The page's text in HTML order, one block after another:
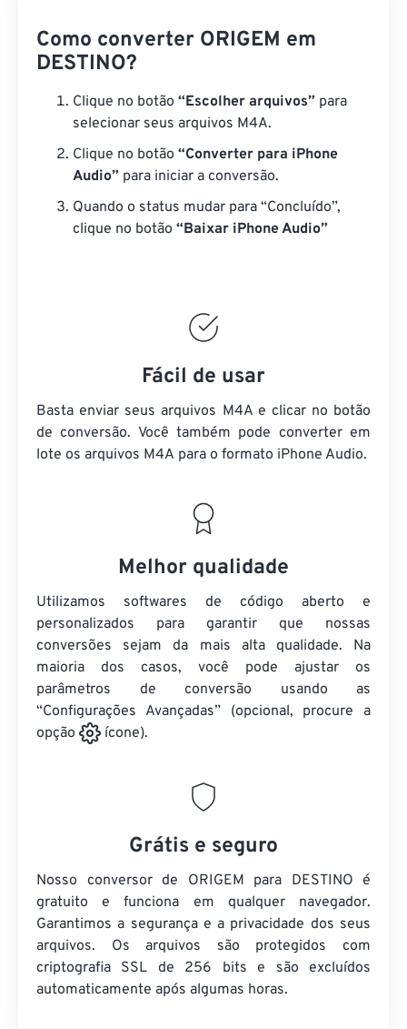
Como converter ORIGEM em
DESTINO?
Clique no botão “Escolher arquivos” para
selecionar seus arquivos M4A.
Clique no botão “Converter para iPhone
Audio” para iniciar a conversão.
Quando o status mudar para “Concluído”,
clique no botão “Baixar iPhone Audio”
Fácil de usar
Basta enviar seus arquivos M4A e clicar no botão
de conversão. Você também pode converter em
lote os arquivos M4A para o formato iPhone Audio.
Melhor qualidade
Utilizamos softwares de código aberto e
personalizados para garantir que nossas
conversões sejam da mais alta qualidade. Na
maioria dos casos, você pode ajustar os
parâmetros de conversão usando as
“Configurações Avançadas” (opcional, procure a
opção
ícone).
Grátis e seguro
Nosso conversor de ORIGEM para DESTINO é
gratuito e funciona em qualquer navegador.
Garantimos a segurança e a privacidade dos seus
arquivos. Os arquivos são protegidos com
criptografia SSL de 256 bits e são excluídos
automaticamente após algumas horas.